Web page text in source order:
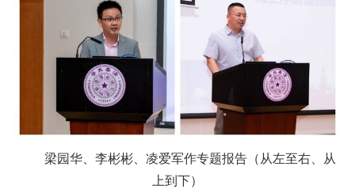
梁园华、李彬彬、凌爱军作专题报告 （从左至右、从
上到下）